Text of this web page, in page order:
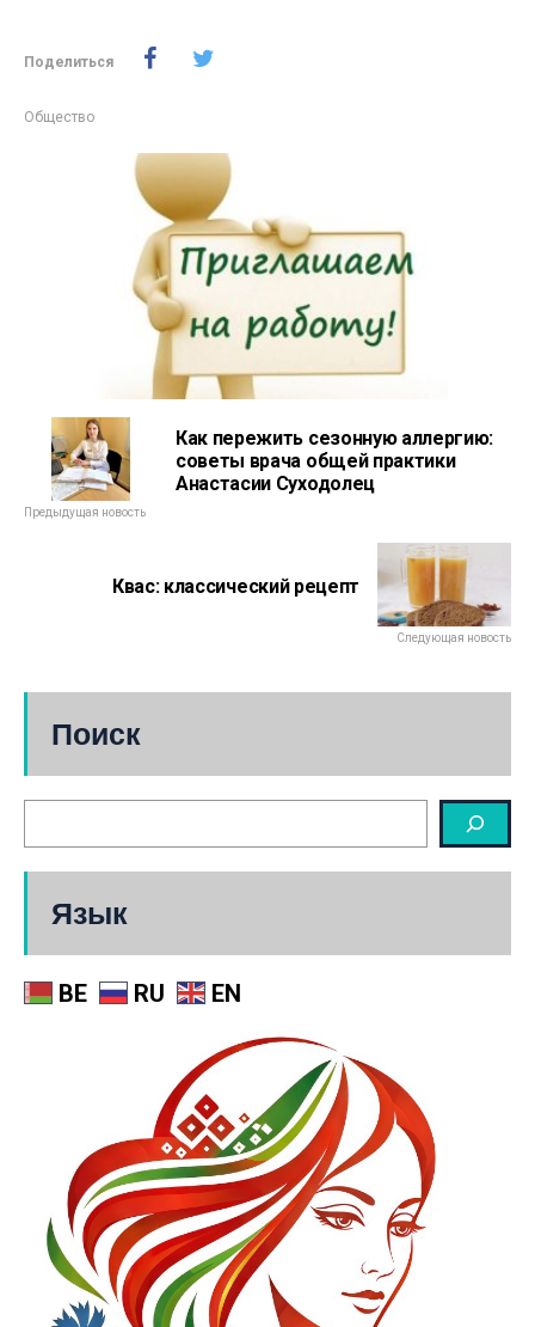
Поделиться
Общество
Как пережить сезонную аллергию:
советы врача общей практики
Анастасии Суходолец
Предыдущая новость
Квас: классический рецепт
Следующая новость
Поиск
Язык
BE RU EN